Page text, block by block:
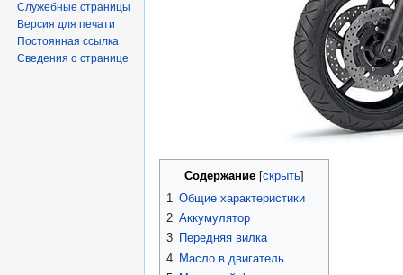
Содержание
1 Общие характеристики
2 Аккумулятор
3 Передняя вилка
4 Масло в двигатель
Служебные страницы
Версия для печати
Постоянная ссылка
Сведения о странице